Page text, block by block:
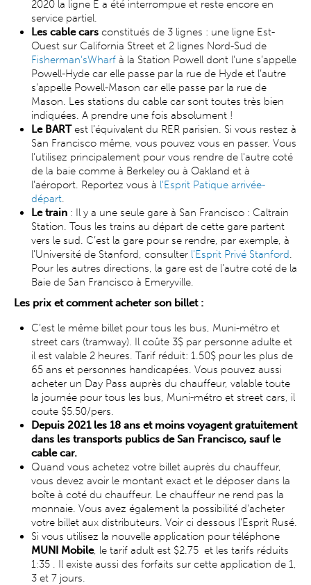
2020 la ligne E a été interrompue et reste encore en
service partiel.
Les cable cars constitués de 3 lignes : une ligne Est-
Ouest sur California Street et 2 lignes Nord-Sud de
Fisherman‘sWharf à la Station Powell dont l'une s’appelle
Powell-Hyde car elle passe par la rue de Hyde et l’autre
s’appelle Powell-Mason car elle passe par la rue de
Mason. Les stations du cable car sont toutes très bien
indiquées. A prendre une fois absolument !
Le BARTest l’équivalent du RER parisien. Si vous restez à
San Francisco même, vous pouvez vous en passer. Vous
l'utilisez principalement pour vous rendre de l'autre coté
de la baie comme à Berkeley ou à Oakland et à
l’aéroport. Reportez vous à l'Esprit Patique arrivée-
départ.
Le train : Il y a une seule gare à San Francisco : Caltrain
Station. Tous les trains au départ de cette gare partent
vers le sud. C’est la gare pour se rendre, par exemple, à
l’Université de Stanford, consulter l'Esprit Privé Stanford.
Pour les autres directions, la gare est de l’autre coté de la
Baie de San Francisco à Emeryville.
Les prix et comment acheter son billet :
C’est le même billet pour tous les bus, Muni-métro et
street cars (tramway). Il coûte 3$ par personne adulte et
il est valable 2 heures. Tarif réduit: 1.50$ pour les plus de
65 ans et personnes handicapées. Vous pouvez aussi
acheter un Day Pass auprès du chauffeur, valable toute
la journée pour tous les bus, Muni-métro et street cars, il
coute $5.50/pers.
Depuis 2021 les 18 ans et moins voyagent gratuitement
dans les transports publics de San Francisco, sauf le
cable car.
Quand vous achetez votre billet auprès du chauffeur,
vous devez avoir le montant exact et le déposer dans la
boîte à coté du chauffeur. Le chauffeur ne rend pas la
monnaie. Vous avez également la possibilité d'acheter
votre billet aux distributeurs. Voir ci dessous l'Esprit Rusé.
Si vous utilisez la nouvelle application pour téléphone
MUNI Mobile, le tarif adult est $2.75 et les tarifs réduits
1:35 . Il existe aussi des forfaits sur cette application de 1,
3 et 7 jours.